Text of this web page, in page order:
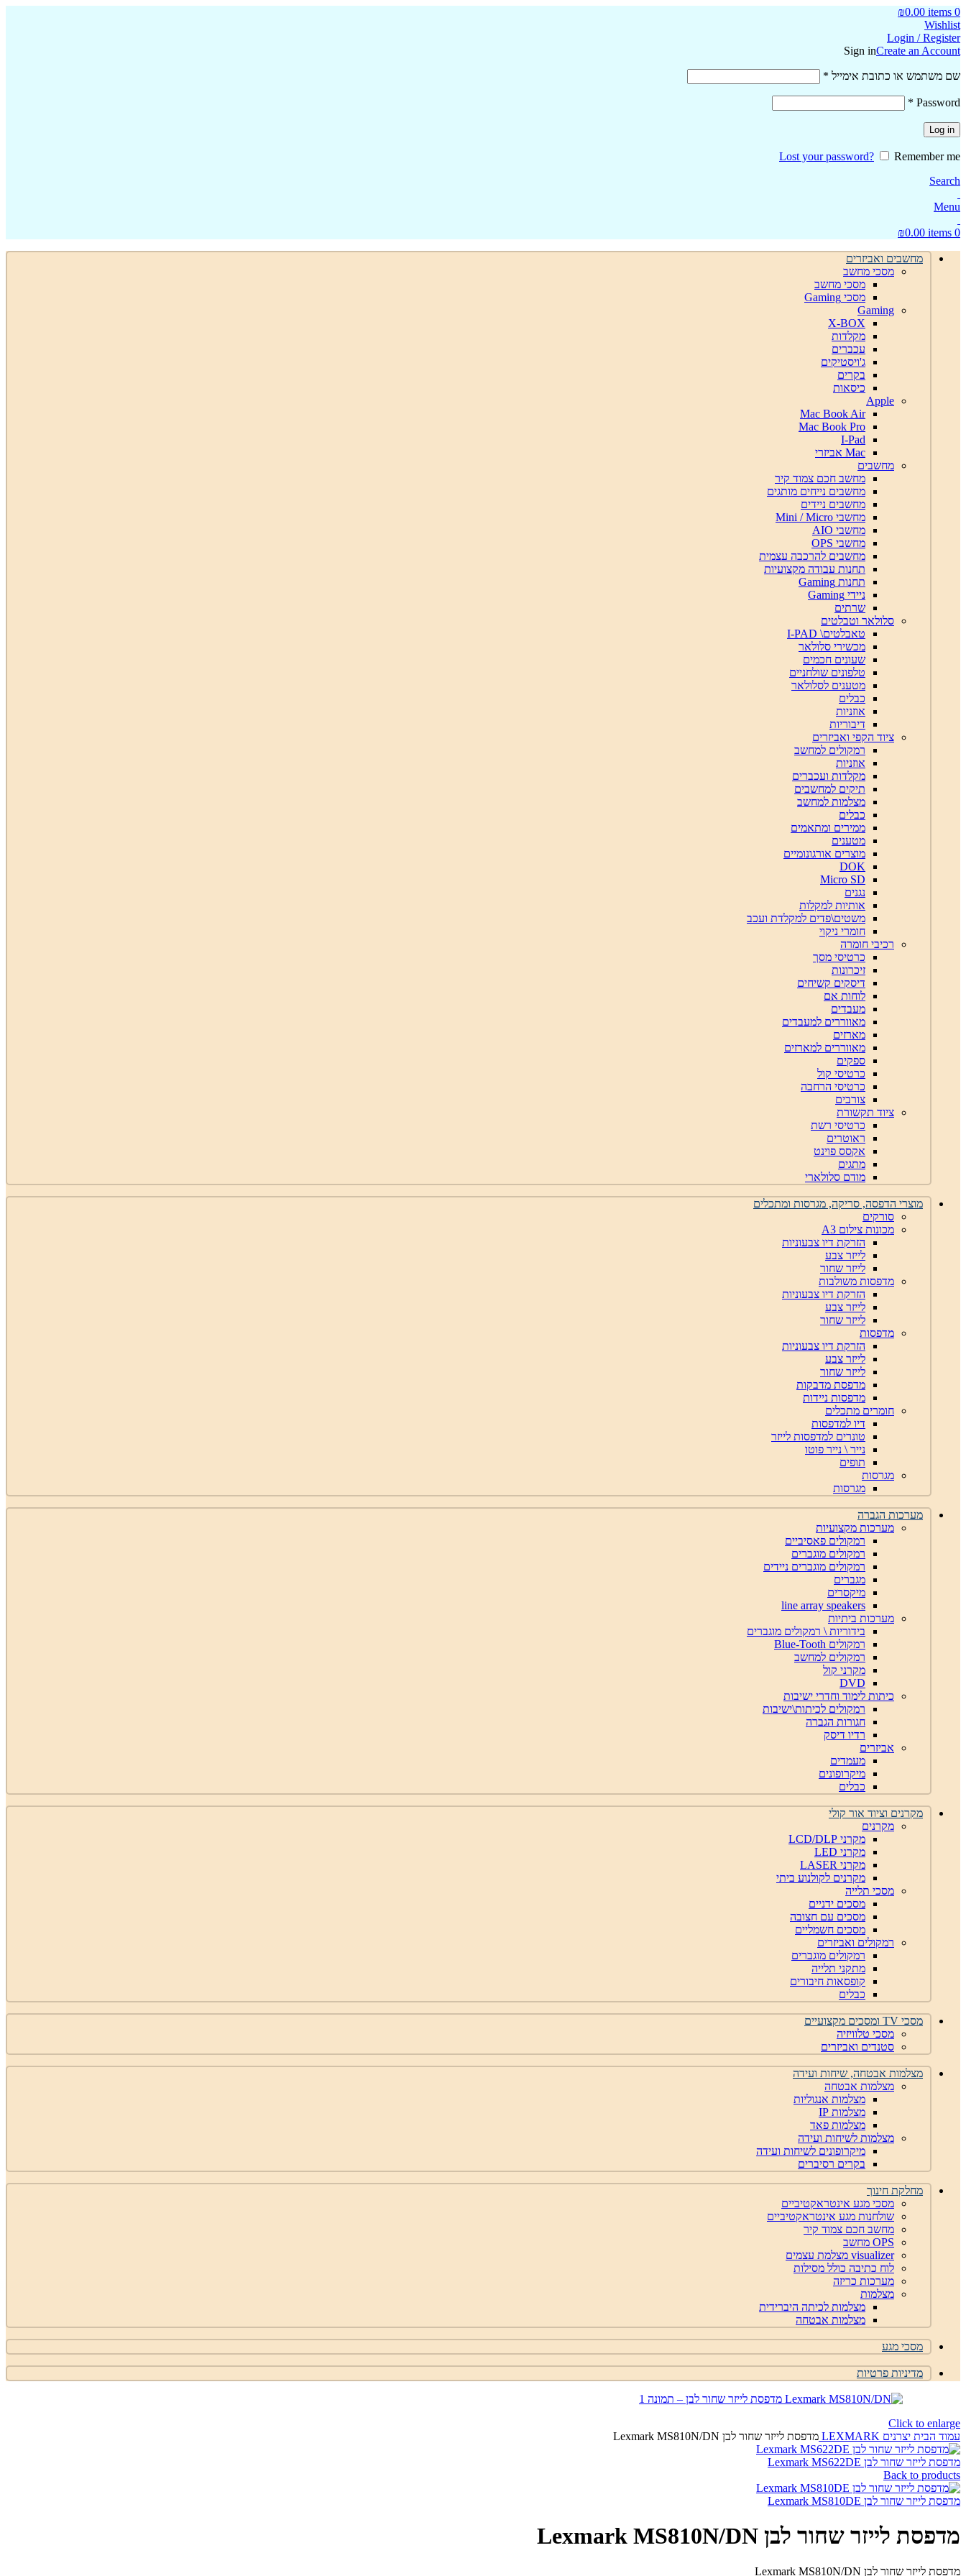
0
items
₪0.00
Wishlist
Login / Register
Sign inCreate an Account
שם משתמש או כתובת אימייל *
Password
*
Log in
Lost your password?
Remember me
Search
Menu
0
items
₪0.00
מחשבים ואביזרים
מסכי מחשב
מסכי מחשב
מסכי Gaming
Gaming
X-BOX
מקלדות
עכברים
ג'ויסטיקים
בקרים
כיסאות
Apple
Mac Book Air
Mac Book Pro
I-Pad
Mac אביזרי
מחשבים
מחשב חכם צמוד קיר
מחשבים נייחים מותגים
מחשבים ניידים
מחשבי Mini / Micro
מחשבי AIO
מחשבי OPS
מחשבים להרכבה עצמית
תחנות עבודה מקצועיות
תחנות Gaming
ניידי Gaming
שרתים
סלולאר וטבלטים
טאבלטים\ I-PAD
מכשירי סלולאר
שעונים חכמים
טלפונים שולחניים
מטענים לסלולאר
כבלים
אוזניות
דיבוריות
ציוד הקפי ואביזרים
רמקולים למחשב
אוזניות
מקלדות ועכברים
תיקים למחשבים
מצלמות למחשב
כבלים
ממירים ומתאמים
מטענים
מוצרים אורגונומיים
DOK
Micro SD
נגנים
אותיות למקלות
משטים\פדים למקלדת ועכב
חומרי ניקוי
רכיבי חומרה
כרטיסי מסך
זיכרונות
דיסקים קשיחים
לוחות אם
מעבדים
מאווררים למעבדים
מארזים
מאווררים למארזים
ספקים
כרטיסי קול
כרטיסי הרחבה
צורבים
ציוד תקשורת
כרטיסי רשת
ראוטרים
אקסס פוינט
מתגים
מודם סלולארי
מוצרי הדפסה, סריקה, מגרסות ומתכלים
סורקים
מכונות צילום A3
הזרקת דיו צבעוניות
לייזר צבע
לייזר שחור
מדפסות משולבות
הזרקת דיו צבעוניות
לייזר צבע
לייזר שחור
מדפסות
הזרקת דיו צבעוניות
לייזר צבע
לייזר שחור
מדפסת מדבקות
מדפסות ניידות
חומרים מתכלים
דיו למדפסות
טונרים למדפסות לייזר
נייר \ נייר פוטו
תופים
מגרסות
מגרסות
מערכות הגברה
מערכות מקצועיות
רמקולים פאסיביים
רמקולים מוגברים
רמקולים מוגברים ניידים
מגברים
מיקסרים
line array speakers
מערכות ביתיות
בידוריות \ רמקולים מוגברים
רמקולים Blue-Tooth
רמקולים למחשב
מקרני קול
DVD
כיתות לימוד וחדרי ישיבות
רמקולים לכיתות\ישיבות
חגורות הגברה
רדיו דיסק
אביזרים
מעמדים
מיקרופונים
כבלים
מקרנים וציוד אור קולי
מקרנים
מקרני LCD/DLP
מקרני LED
מקרני LASER
מקרנים לקולנוע ביתי
מסכי תלייה
מסכים ידניים
מסכים עם חצובה
מסכים חשמליים
רמקולים ואביזרים
רמקולים מוגברים
מתקני תלייה
קופסאות חיבורים
כבלים
מסכי TV ומסכים מקצועיים
מסכי טלוויזיה
סטנדים ואביזרים
מצלמות אבטחה, שיחות ועידה
מצלמות אבטחה
מצלמות אנגוליות
מצלמות IP
מצלמות פאד
מצלמות לשיחות ועידה
מיקרופונים לשיחות ועידה
בקרים רסיברים
מחלקת חינוך
מסכי מגע אינטראקטיביים
שולחנות מגע אינטראקטיביים
מחשב חכם צמוד קיר
OPS מחשב
visualizer מצלמת עצמים
לוח כתיבה כולל מסילות
מערכות כריזה
מצלמות
מצלמות לכיתה היברידית
מצלמות אבטחה
מסכי מגע
מדיניות פרטיות
Click to enlarge
עמוד הבית יצרנים LEXMARK מדפסת לייזר שחור לבן Lexmark MS810N/DN
מדפסת לייזר שחור לבן Lexmark MS622DE
Back to products
מדפסת לייזר שחור לבן Lexmark MS810DE
מדפסת לייזר שחור לבן Lexmark MS810N/DN
מדפסת לייזר שחור לבן Lexmark MS810N/DN